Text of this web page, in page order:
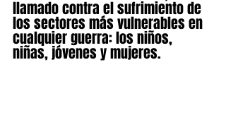
llamado contra el sufrimiento de
los sectores más vulnerables en
cualquier guerra: los niños,
niñas, jóvenes y mujeres.